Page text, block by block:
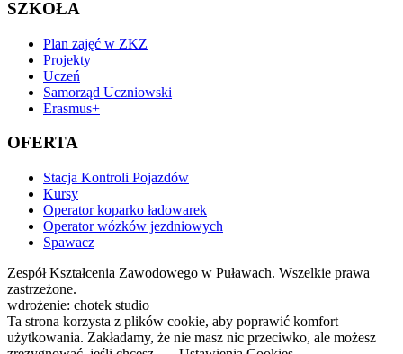
SZKOŁA
Plan zajęć w ZKZ
Projekty
Uczeń
Samorząd Uczniowski
Erasmus+
OFERTA
Stacja Kontroli Pojazdów
Kursy
Operator koparko ładowarek
Operator wózków jezdniowych
Spawacz
Zespół Kształcenia Zawodowego w Puławach. Wszelkie prawa
zastrzeżone.
wdrożenie: chotek studio
Ta strona korzysta z plików cookie, aby poprawić komfort
użytkowania. Zakładamy, że nie masz nic przeciwko, ale możesz